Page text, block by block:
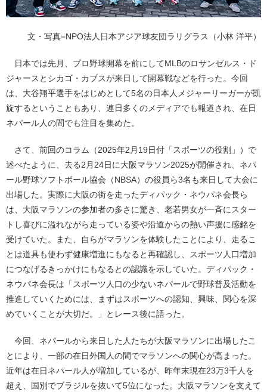
文・写真=NPO法人日本アジア球友団ラリグラス（小林 洋平）
日本では先月、プロ野球開幕を前にしてMLBのロサンゼルス・ド
ジャースとシカゴ・カブスが来日して開幕戦などを行った。今回
は、大谷翔平選手をはじめとして5名の日本人メジャーリーガーが凱
旋するということもあり、連日多くのメディアでも報道され、在日
ネパール人の間でも注目を集めた。
さて、前回のコラム（2025年2月19日付「スポーツの役割」）で
述べたように、去る2月24日に大阪マラソン2025が開催され、ネパ
ール野球ソフトボール協会（NBSA）の役員ら3名も来日して大会に
出場した。実際に大阪の街を走ったディパック・ネウパネ会長ら
は、大阪マラソンの参加者の多さに驚き、老若男女が一斉にスター
トし喜びに溢れながら走っている姿や沿道からの熱い声援に感銘を
受けていた。また、自らがマラソンを体験したことにより、走るこ
とは道具も使わず健康増進にもなると再確認し、スポーツ人口増加
につなげるきっかけにもなるとの認識を示していた。ディパック・
ネウパネ会長は「スポーツ人口の少ないネパールで野球普及活動を
推進していくためには、まずはスポーツへの認知、興味、関心を深
めていくことが大切だ。」とレース後に語った。
今回、ネパールから来日した人たちが大阪マラソンに出場したこ
とにより、一部の在日外国人の間でマラソンへの関心が高まった。
近年は在日ネパール人が増加しているが、昨年末現在23万3千人を
超え、国別でブラジルを抜いて5位になった。大阪マラソンを支えて